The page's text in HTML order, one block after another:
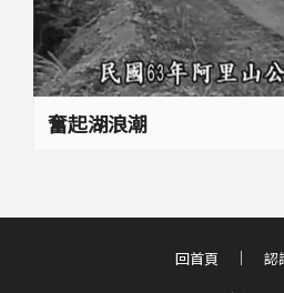
奮起湖浪潮
回首頁 認